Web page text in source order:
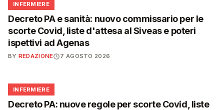
INFERMIERE
Decreto PA e sanità: nuovo commissario per le
scorte Covid, liste d'attesa al Siveas e poteri
ispettivi ad Agenas
BY REDAZIONE 7 AGOSTO 2026
🩺
INFERMIERE
Decreto PA: nuove regole per scorte Covid, liste